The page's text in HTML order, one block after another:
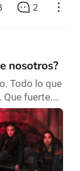
2
nosotros?
Todo lo que
Que fuerte.
atrevidas
al
el impacto
es un
los